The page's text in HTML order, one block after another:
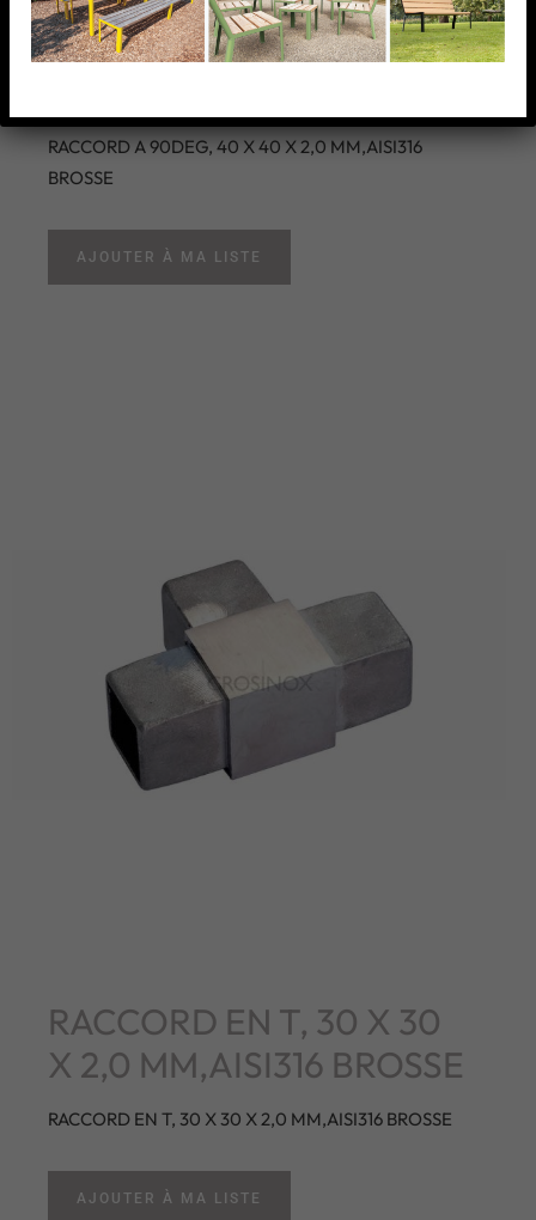
40 X 2,0 MM,AISI316
RACCORD A 90DEG, 40 X 40 X 2,0 MM,AISI316
BROSSE
AJOUTER À MA LISTE
RACCORD EN T, 30 X 30
X 2,0 MM,AISI316 BROSSE
RACCORD EN T, 30 X 30 X 2,0 MM,AISI316 BROSSE
AJOUTER À MA LISTE